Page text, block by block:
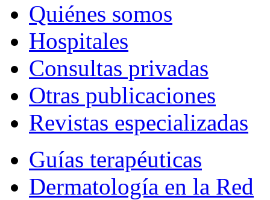
Quiénes somos
Hospitales
Consultas privadas
Otras publicaciones
Revistas especializadas
Guías terapéuticas
Dermatología en la Red